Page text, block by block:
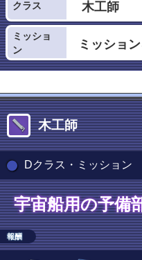
クラス
ミッショ
ン
木工師
Dクラス・ミッション
宇宙船用の予備
報酬